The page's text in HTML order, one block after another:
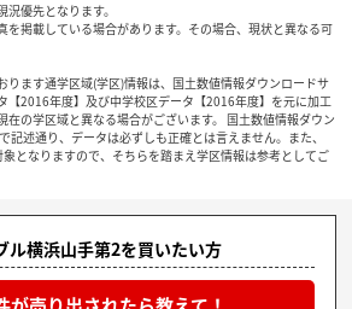
優先となります。
掲載している場合があります。その場合、現状と異なる可
ります通学区域(学区)情報は、国土数値情報ダウンロードサ
【2016年度】及び中学校区データ【2016年度】を元に加工
在の学区域と異なる場合がございます。 国土数値情報ダウン
記述通り、データは必ずしも正確とは言えません。また、
となりますので、そちらを踏まえ学区情報は参考としてご
ル横浜山手第2を買いたい方